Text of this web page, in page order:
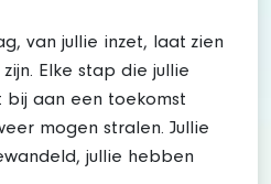
van jullie inzet, laat zien
Elke stap die jullie
aan een toekomst
mogen stralen. Jullie
jullie hebben